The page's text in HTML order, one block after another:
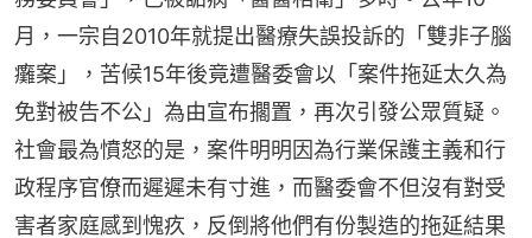
月，一宗自2010年就提出醫療失誤投訴的「雙非子腦
癱案」，苦候15年後竟遭醫委會以「案件拖延太久為
免對被告不公」為由宣布擱置，再次引發公眾質疑。
社會最為憤怒的是，案件明明因為行業保護主義和行
政程序官僚而遲遲未有寸進，而醫委會不但沒有對受
害者家庭感到愧疚，反倒將他們有份製造的拖延結果